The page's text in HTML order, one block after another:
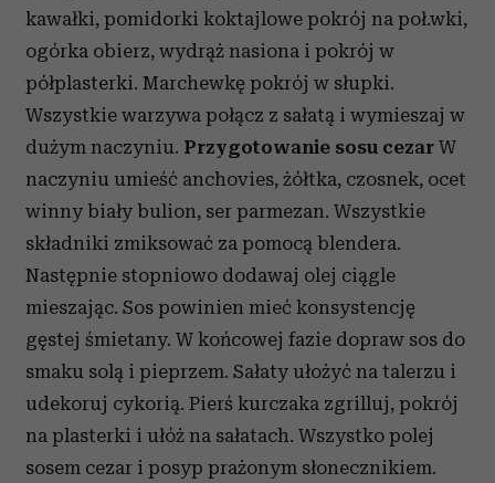
kawałki, pomidorki koktajlowe pokrój na poł.wki,
ogórka obierz, wydrąż nasiona i pokrój w
półplasterki. Marchewkę pokrój w słupki.
Wszystkie warzywa połącz z sałatą i wymieszaj w
dużym naczyniu. Przygotowanie sosu cezar W
naczyniu umieść anchovies, żółtka, czosnek, ocet
winny biały bulion, ser parmezan. Wszystkie
składniki zmiksować za pomocą blendera.
Następnie stopniowo dodawaj olej ciągle
mieszając. Sos powinien mieć konsystencję
gęstej śmietany. W końcowej fazie dopraw sos do
smaku solą i pieprzem. Sałaty ułożyć na talerzu i
udekoruj cykorią. Pierś kurczaka zgrilluj, pokrój
na plasterki i ułóż na sałatach. Wszystko polej
sosem cezar i posyp prażonym słonecznikiem.